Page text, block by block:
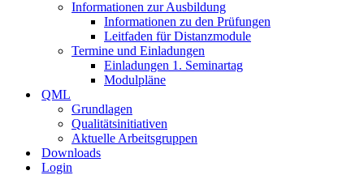
Informationen zur Ausbildung
Informationen zu den Prüfungen
Leitfaden für Distanzmodule
Termine und Einladungen
Einladungen 1. Seminartag
Modulpläne
QML
Grundlagen
Qualitätsinitiativen
Aktuelle Arbeitsgruppen
Downloads
Login